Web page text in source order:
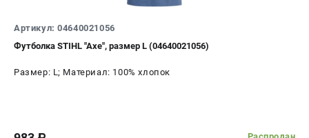
Артикул: 04640021056
Футболка STIHL "Axe", размер L (04640021056)
Размер: L; Материал: 100% хлопок